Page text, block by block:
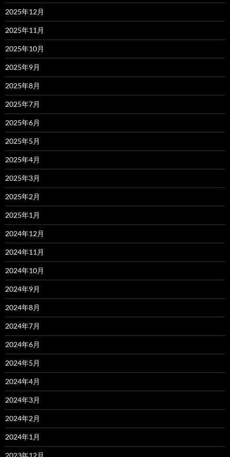
2025年12月
2025年11月
2025年10月
2025年9月
2025年8月
2025年7月
2025年6月
2025年5月
2025年4月
2025年3月
2025年2月
2025年1月
2024年12月
2024年11月
2024年10月
2024年9月
2024年8月
2024年7月
2024年6月
2024年5月
2024年4月
2024年3月
2024年2月
2024年1月